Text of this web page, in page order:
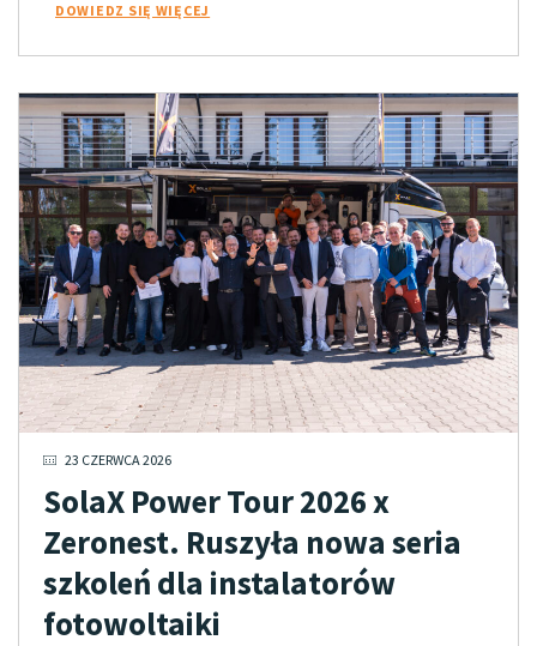
DOWIEDZ SIĘ WIĘCEJ
23 CZERWCA 2026
SolaX Power Tour 2026 x
Zeronest. Ruszyła nowa seria
szkoleń dla instalatorów
fotowoltaiki